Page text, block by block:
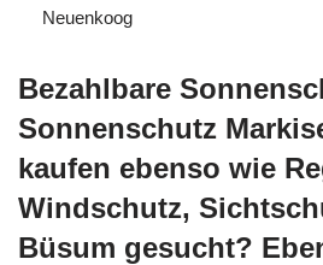
Neuenkoog
Bezahlbare
Sonnenschutz
kaufen ebenso wie
Windschutz,
Büsum gesucht?